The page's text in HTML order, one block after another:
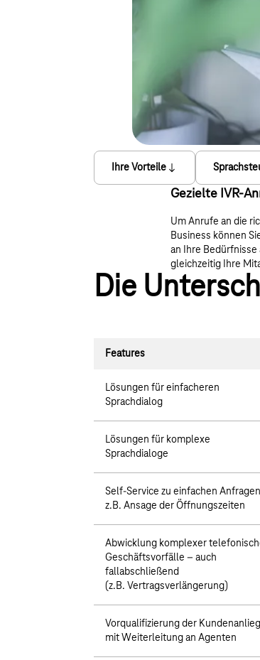
Ihre Vorteile
Gezielte IVR-
Um Anrufe an die
Business können
an Ihre Bedürfnisse
gleichzeitig Ihre
Die
Features
Lösungen für einfacheren
Sprachdialog
Lösungen für komplexe
Sprachdialoge
Self-Service zu einfachen Anfragen
z.B. Ansage der Öffnungszeiten
Abwicklung komplexer
Geschäftsvorfälle – auch
fallabschließend
(z.B. Vertragsverlängerung)
Vorqualifizierung der
mit Weiterleitung an Agenten